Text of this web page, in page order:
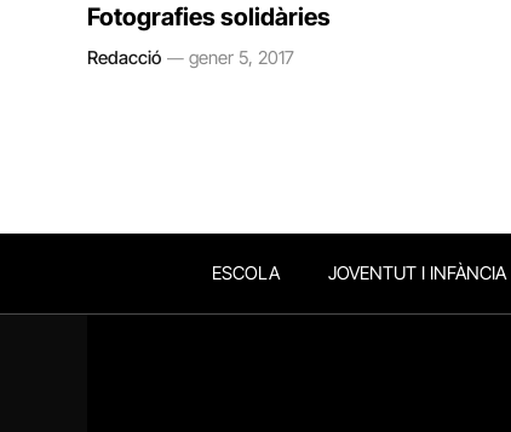
Fotografies solidàries
Redacció gener 5, 2017
ESCOLA JOVENTUT I INFÀNCIA